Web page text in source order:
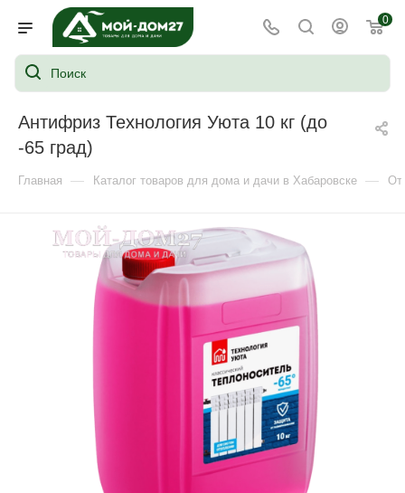
0
Антифриз Технология Уюта 10 кг (до
-65 град)
Главная — Каталог товаров для дома и дачи в Хабаровске —